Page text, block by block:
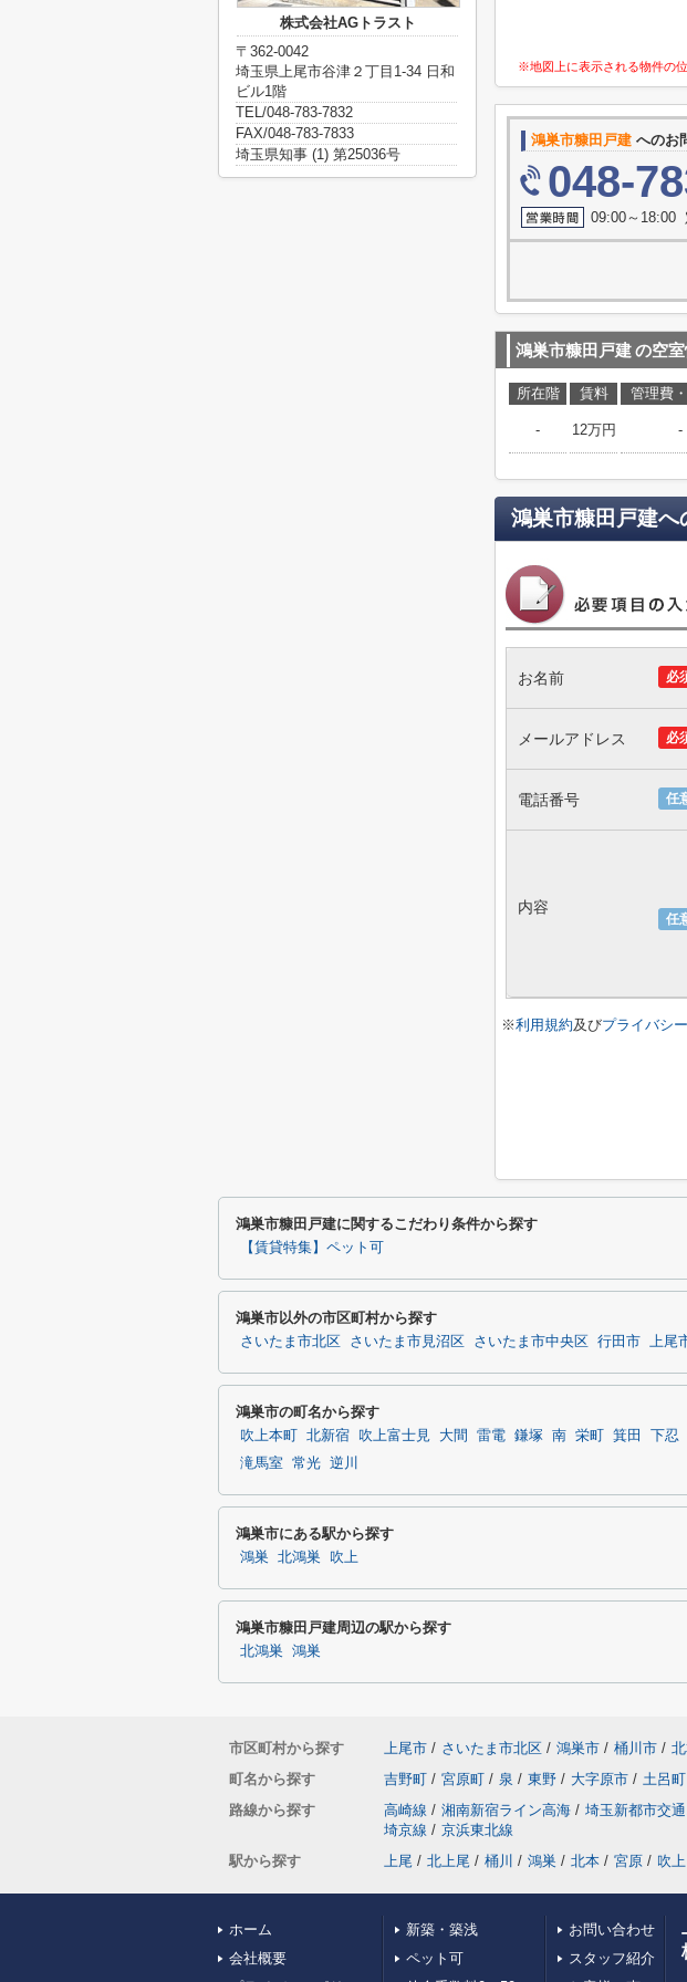
※地図上に表示される物件の
鴻巣市糠田戸建 へのお
048-
09:00～18:00
鴻巣市糠田戸建の空
所在階 賃料 管理費
- 12万円 -
鴻巣市糠田戸建へ
必
お名前
必
メールアドレス
任
電話番号
任
内容
※利用規約及びプライバシ
株式会社AGトラスト
〒362-0042
埼玉県上尾市谷津２丁目1-34 日和
ビル1階
TEL/048-783-7832
FAX/048-783-7833
埼玉県知事 (1) 第25036号
鴻巣市糠田戸建に関するこだわり条件から探す
【賃貸特集】ペット可
鴻巣市以外の市区町村から探す
さいたま市北区 さいたま市見沼区 さいたま市中央区 行田市 上尾
鴻巣市の町名から探す
吹上本町 北新宿 吹上富士見 大間 雷電 鎌塚 南 栄町 箕田 下忍
滝馬室 常光 逆川
鴻巣市にある駅から探す
鴻巣 北鴻巣 吹上
鴻巣市糠田戸建周辺の駅から探す
北鴻巣 鴻巣
市区町村から探す 上尾市 / さいたま市北区 / 鴻巣市 / 桶川市 /
町名から探す
吉野町 / 宮原町 / 泉 / 東野 / 大字原市 / 土呂町
路線から探す
高崎線 / 湘南新宿ライン高海 / 埼玉新都市交
埼京線 / 京浜東北線
駅から探す
上尾 / 北上尾 / 桶川 / 鴻巣 / 北本 / 宮原 / 吹上
ホーム
会社概要
新築・築浅
ペット可
お問い合わせ
スタッフ紹介